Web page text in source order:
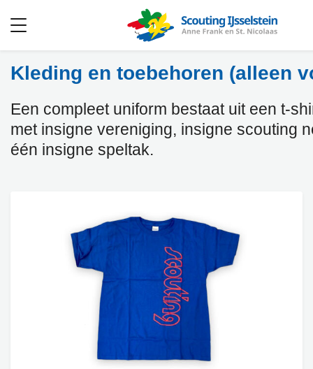
Open
Kleding en toebehoren (alleen
Een compleet uniform bestaat uit een t-
met insigne vereniging, insigne scouting
één insigne speltak.